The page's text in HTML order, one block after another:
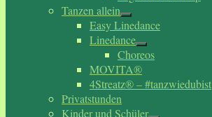
Tanzen allein
Easy Linedance
Linedance
Choreos
MOVITA®
4Streatz® – #tanzwiedubist
Privatstunden
Kinder und Schüler